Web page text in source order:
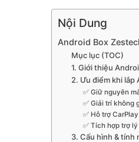
Nội Dung
Android Box
Mục lục (TOC)
1. Giới thiệu
2. Ưu điểm khi
✅ Giữ nguyên
✅ Giải trí không
✅ Hỗ trợ
✅ Tích hợp trợ
3. Cấu hình & tính